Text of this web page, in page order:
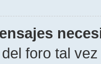
foro tal